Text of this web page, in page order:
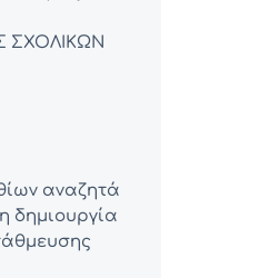
ΣΧΟΛΙΚΩΝ
αναζητά
δημιουργία